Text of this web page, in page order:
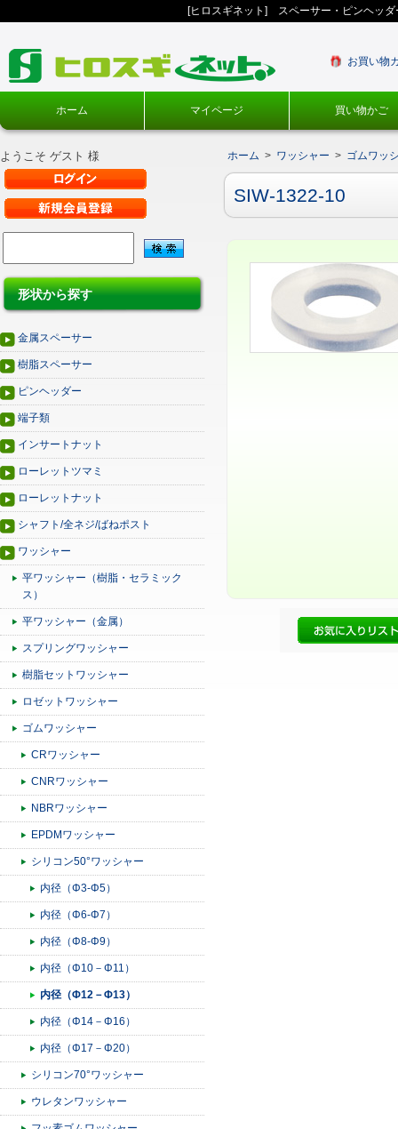
[ヒロスギネット] スペーサー・ピンヘッ
お買い物
ホーム マイページ 買い物かご
ようこそ ゲスト 様
形状から探す
金属スペーサー
樹脂スペーサー
ピンヘッダー
端子類
インサートナット
ローレットツマミ
ローレットナット
シャフト/全ネジ/ばねポスト
ワッシャー
平ワッシャー（樹脂・セラミック
ス）
平ワッシャー（金属）
スプリングワッシャー
樹脂セットワッシャー
ロゼットワッシャー
ゴムワッシャー
CRワッシャー
CNRワッシャー
NBRワッシャー
EPDMワッシャー
シリコン50°ワッシャー
内径（Φ3-Φ5）
内径（Φ6-Φ7）
内径（Φ8-Φ9）
内径（Φ10－Φ11）
内径（Φ12－Φ13）
内径（Φ14－Φ16）
内径（Φ17－Φ20）
シリコン70°ワッシャー
ウレタンワッシャー
ホーム > ワッシャー > ゴムワッ
SIW-1322-10